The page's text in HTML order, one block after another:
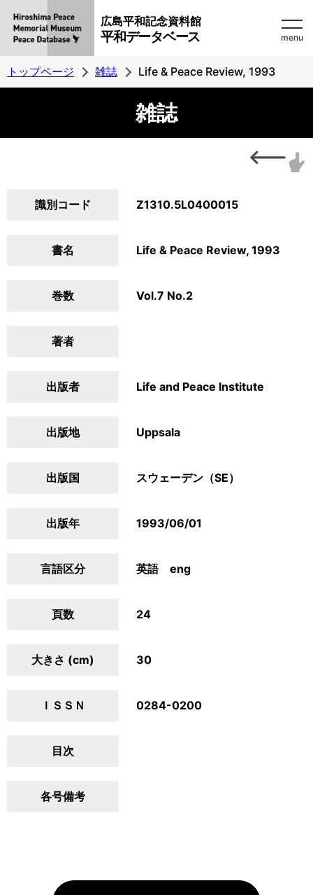
広島平和記念資料館
平和データベース menu
トップページ 雑誌 Life & Peace Review, 1993
雑誌
識別コード Z1310.5L0400015
書名 Life & Peace Review, 1993
巻数 Vol.7 No.2
著者
出版者 Life and Peace Institute
出版地 Uppsala
出版国 スウェーデン（SE）
出版年 1993/06/01
言語区分 英語 eng
頁数 24
大きさ (cm) 30
ＩＳＳＮ 0284-0200
目次
各号備考